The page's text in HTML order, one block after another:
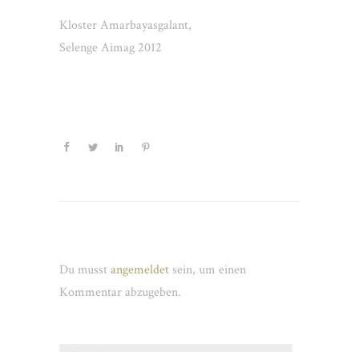
Kloster Amarbayasgalant,
Selenge Aimag 2012
Du musstangemeldet sein, um einen
Kommentar abzugeben.